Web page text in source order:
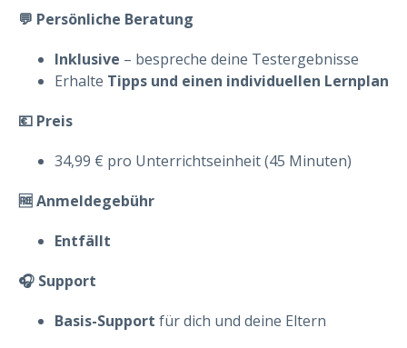
💬 Persönliche Beratung
Inklusive – bespreche deine Testergebnisse
Erhalte Tipps und einen individuellen Lernplan
💶 Preis
34,99 € pro Unterrichtseinheit (45 Minuten)
🆓 Anmeldegebühr
Entfällt
🎧 Support
Basis-Support für dich und deine Eltern